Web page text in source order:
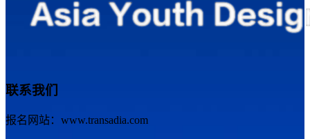
联系我们
报名网站：www.transadia.com